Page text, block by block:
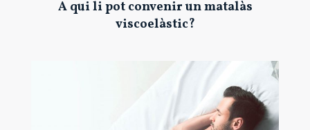
A qui li pot convenir un matalàs
viscoelàstic?